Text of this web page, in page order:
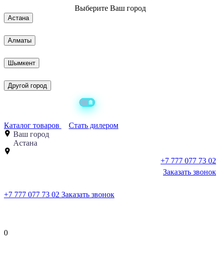
Выберите Ваш город
Астана
Алматы
Шымкент
Другой город
Каталог товаров
Стать дилером
Ваш город
Астана
+7 777 077 73 02
Заказать звонок
+7 777 077 73 02 Заказать звонок
0